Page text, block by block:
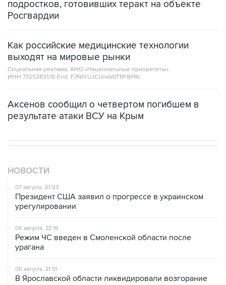
подростков, готовивших теракт на объекте
Росгвардии
Как российские медицинские технологии
выходят на мировые рынки
Социальная реклама, АНО «Национальные приоритеты».
ИНН 7725383515 Erid: F7NfYUJCUneVdTRF8PRs
Аксенов сообщил о четвертом погибшем в
результате атаки ВСУ на Крым
НОВОСТИ
07 августа, 01:03
Президент США заявил о прогрессе в украинском
урегулировании
06 августа, 22:16
Режим ЧС введен в Смоленской области после
урагана
06 августа, 21:51
В Ярославской области ликвидировали возгорание